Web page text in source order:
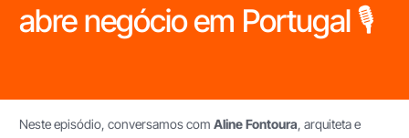
abre negócio em Portugal 🎙
Neste episódio, conversamos comAline Fontoura, arquiteta e